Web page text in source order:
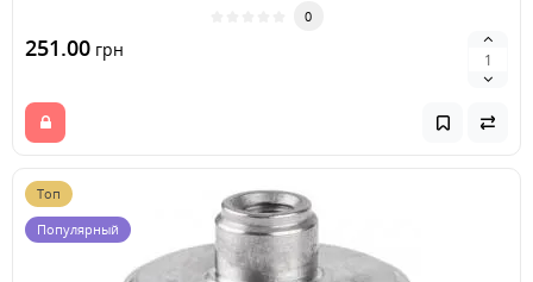
0
251.00 грн
Топ
Популярный